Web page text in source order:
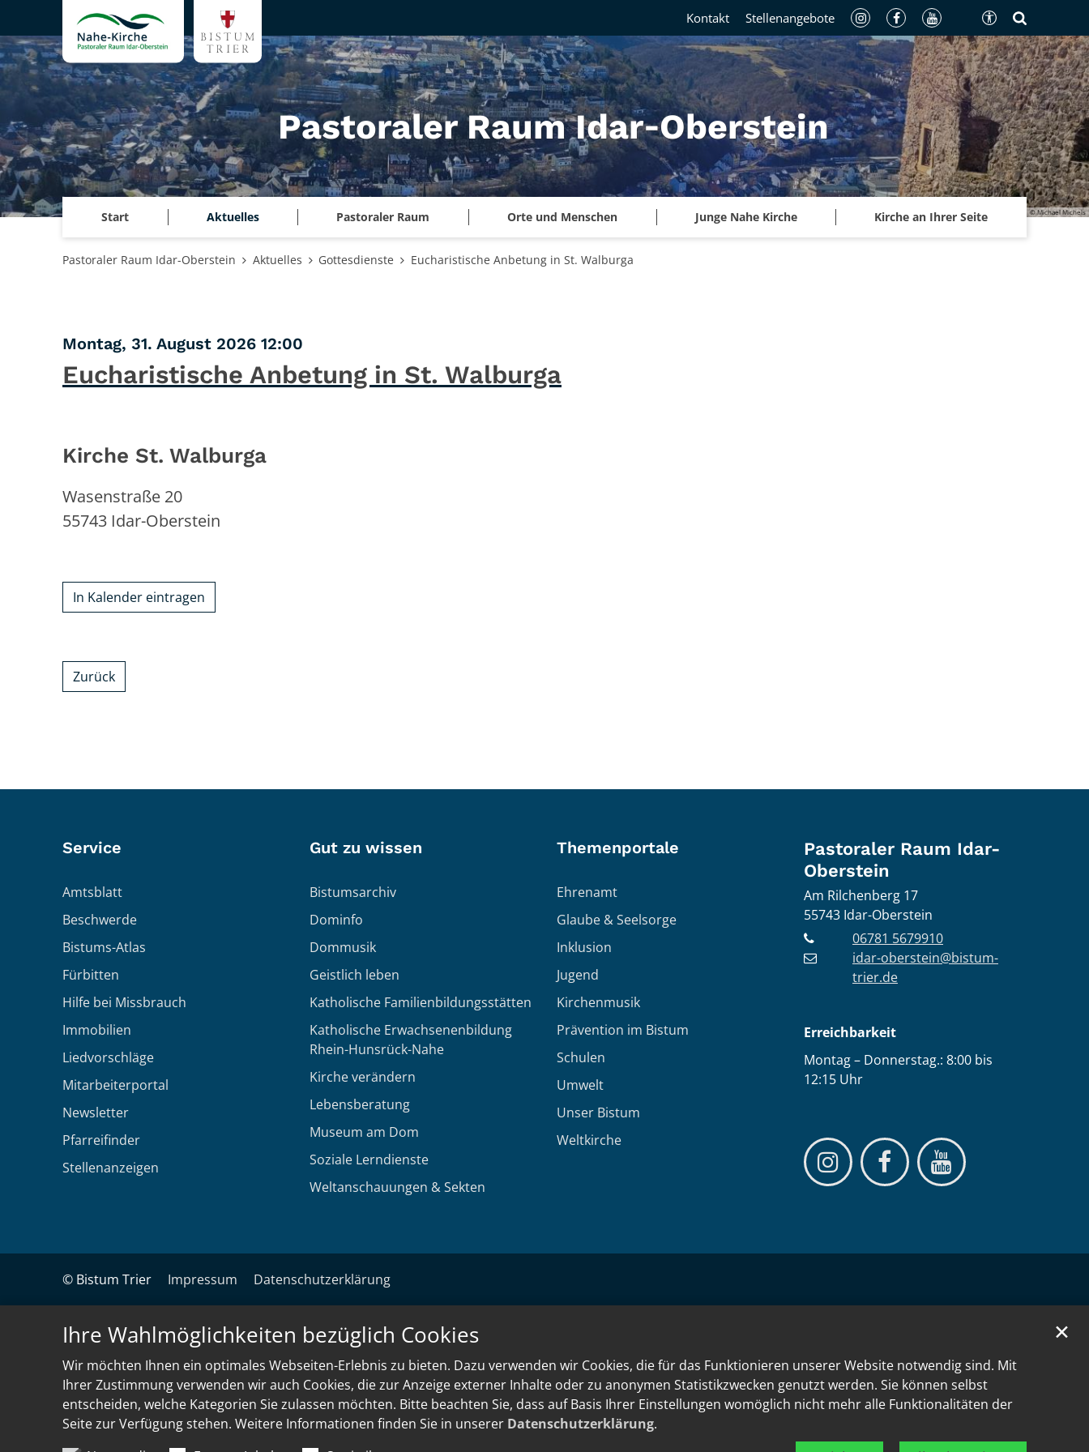
Ihre Wahlmöglichkeiten bezüglich Cookies
Wir möchten Ihnen ein optimales Webseiten-Erlebnis zu bieten. Dazu verwenden wir Cookies, die für das Funktionieren unserer Website notwendig sind. Mit
Ihrer Zustimmung verwenden wir auch Cookies, die zur Anzeige externer Inhalte oder zu anonymen Statistikzwecken genutzt werden. Sie können selbst
entscheiden, welche Kategorien Sie zulassen möchten. Bitte beachten Sie, dass auf Basis Ihrer Einstellungen womöglich nicht mehr alle Funktionalitäten der
Seite zur Verfügung stehen. Weitere Informationen finden Sie in unserer Datenschutzerklärung.
✕
Zum Inhalt springen
© Michael Michels
Pastoraler Raum Idar‑Oberstein
Start Aktuelles Pastoraler Raum Orte und Menschen Junge Nahe Kirche Kirche an Ihrer Seite
Kontakt Stellenangebote
Pastoraler Raum Idar-Oberstein Aktuelles Gottesdienste Eucharistische Anbetung in St. Walburga
Montag, 31. August 2026 12:00
Eucharistische Anbetung in St. Walburga
Kirche St. Walburga
Wasenstraße 20
55743 Idar-Oberstein
In Kalender eintragen
Zurück
Service
Amtsblatt
Beschwerde
Bistums-Atlas
Fürbitten
Hilfe bei Missbrauch
Immobilien
Liedvorschläge
Mitarbeiterportal
Newsletter
Pfarreifinder
Stellenanzeigen
Gut zu wissen
Bistumsarchiv
Dominfo
Dommusik
Geistlich leben
Katholische Familienbildungsstätten
Katholische Erwachsenenbildung
Rhein-Hunsrück-Nahe
Kirche verändern
Lebensberatung
Museum am Dom
Soziale Lerndienste
Weltanschauungen & Sekten
Themenportale
Ehrenamt
Glaube & Seelsorge
Inklusion
Jugend
Kirchenmusik
Prävention im Bistum
Schulen
Umwelt
Unser Bistum
Weltkirche
Pastoraler Raum Idar-
Oberstein
Am Rilchenberg 17
55743 Idar-Oberstein
06781 5679910
idar-oberstein@bistum-
trier.de
Erreichbarkeit
Montag – Donnerstag.: 8:00 bis
12:15 Uhr
© Bistum Trier Impressum Datenschutzerklärung